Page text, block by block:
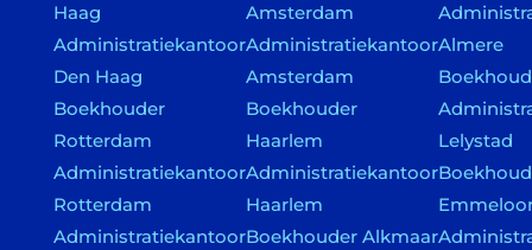
Haag
Administratiekantoor
Den Haag
Boekhouder
Rotterdam
Administratiekantoor
Rotterdam
Administratiekantoor
Amsterdam
Administratiekantoor
Amsterdam
Boekhouder
Haarlem
Administratiekantoor
Haarlem
Boekhouder Alkmaar
Almere
Lelystad